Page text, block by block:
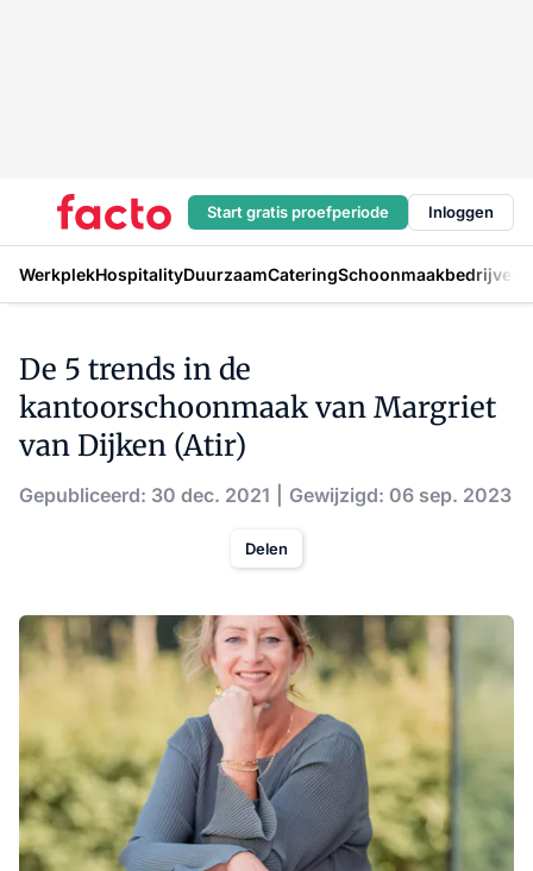
Start gratis proefperiode Inloggen
WerkplekHospitalityDuurzaamCateringSchoonmaakbedrijven
De 5 trends in de
kantoorschoonmaak van Margriet
van Dijken (Atir)
Gepubliceerd: 30 dec. 2021 Gewijzigd: 06 sep. 2023
Delen